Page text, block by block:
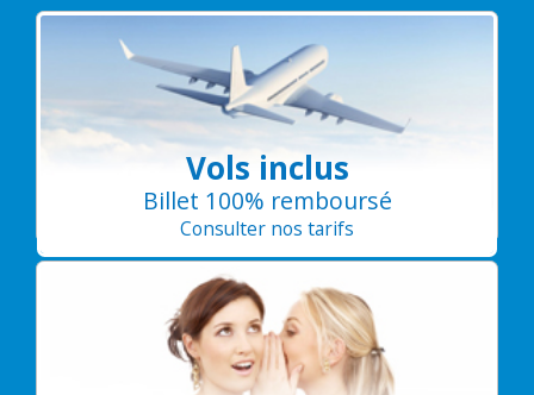
Vols inclus
Billet 100% remboursé
Consulter nos tarifs